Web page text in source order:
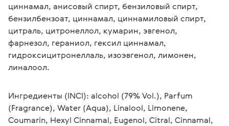
циннамал, анисовый спирт, бензиловый спирт,
бензилбензоат, циннамал, циннамиловый спирт,
цитраль, цитронеллол, кумарин, эвгенол,
фарнезол, гераниол, гексил циннамал,
гидроксицитронеллаль, изоэвгенол, лимонен,
линалоол.
Ингредиенты (INCI): alcohol (79% Vol.), Parfum
(Fragrance), Water (Aqua), Linalool, Limonene,
Coumarin, Hexyl Cinnamal, Eugenol, Citral, Cinnamal,